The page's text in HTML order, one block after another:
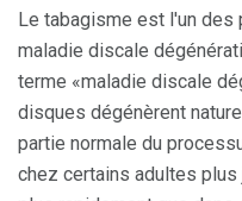
Le tabagisme est l'un des
maladie discale
terme «maladie discale
disques dégénèrent
partie normale du
chez certains adultes